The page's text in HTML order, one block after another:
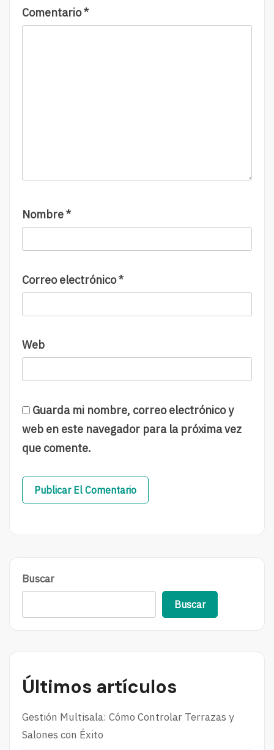
Comentario*
Nombre*
Correo electrónico*
Web
Guarda mi nombre, correo electrónico y
web en este navegador para la próxima vez
que comente.
Buscar
Buscar
Últimos artículos
Gestión Multisala: Cómo Controlar Terrazas y
Salones con Éxito